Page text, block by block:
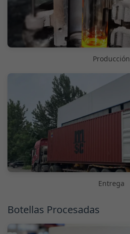
Producción
Entrega
Botellas Procesadas